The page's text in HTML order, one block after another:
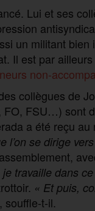
Lui et ses
un militant
Il est par
non-
collègues de
FO, FSU…) sont
a été reçu au
l’on se dirige
travaille dans
« Et puis,
, souffle-t-il.